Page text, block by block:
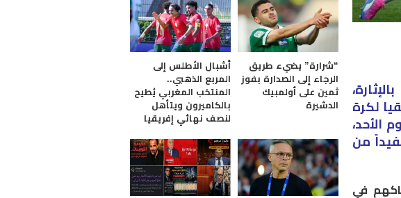
لكرة
(1 – 1)، مساء اليوم الأحد،
من
في
“شرارة” يضيء طريق
الرجاء إلى الصدارة بفوز
ثمين على أولمبيك
الدشيرة
​أشبال الأطلس إلى
المربع الذهبي..
المنتخب المغربي يُطيح
بالكاميرون ويتأهل
لنصف نهائي إفريقيا